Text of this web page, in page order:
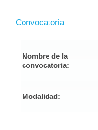
Convocatoria
Nombre de la
convocatoria:
Modalidad: